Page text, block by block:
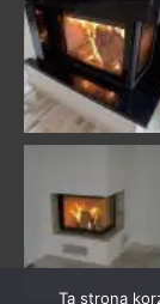
Ta strona